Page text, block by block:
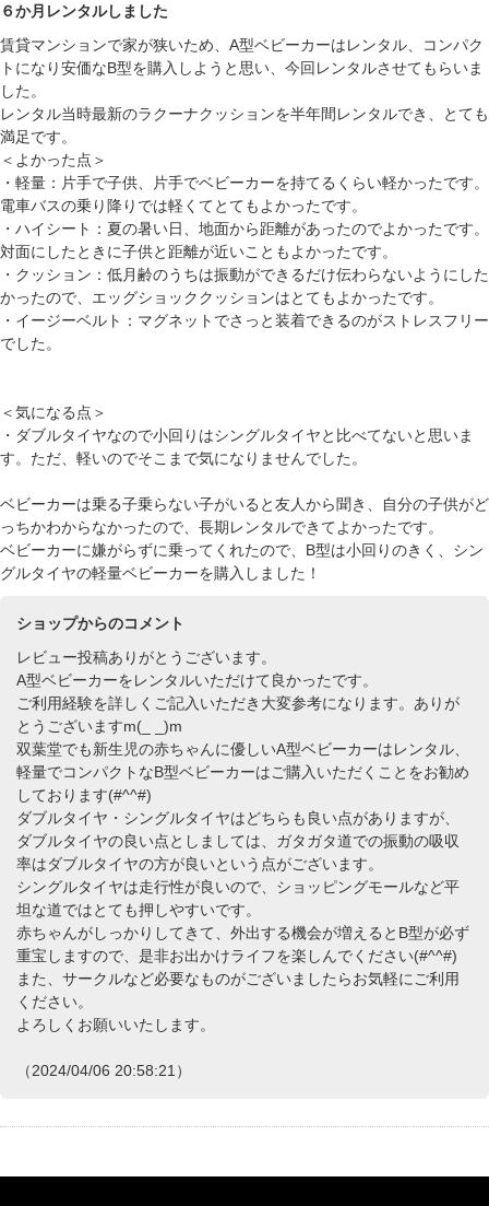
６か月レンタルしました
賃貸マンションで家が狭いため、A型ベビーカーはレンタル、コンパク
トになり安価なB型を購入しようと思い、今回レンタルさせてもらいま
した。
レンタル当時最新のラクーナクッションを半年間レンタルでき、とても
満足です。
＜よかった点＞
・軽量：片手で子供、片手でベビーカーを持てるくらい軽かったです。
電車バスの乗り降りでは軽くてとてもよかったです。
・ハイシート：夏の暑い日、地面から距離があったのでよかったです。
対面にしたときに子供と距離が近いこともよかったです。
・クッション：低月齢のうちは振動ができるだけ伝わらないようにした
かったので、エッグショッククッションはとてもよかったです。
・イージーベルト：マグネットでさっと装着できるのがストレスフリー
でした。
＜気になる点＞
・ダブルタイヤなので小回りはシングルタイヤと比べてないと思いま
す。ただ、軽いのでそこまで気になりませんでした。
ベビーカーは乗る子乗らない子がいると友人から聞き、自分の子供がど
っちかわからなかったので、長期レンタルできてよかったです。
ベビーカーに嫌がらずに乗ってくれたので、B型は小回りのきく、シン
グルタイヤの軽量ベビーカーを購入しました！
ショップからのコメント
レビュー投稿ありがとうございます。
A型ベビーカーをレンタルいただけて良かったです。
ご利用経験を詳しくご記入いただき大変参考になります。ありが
とうございますm(_ _)m
双葉堂でも新生児の赤ちゃんに優しいA型ベビーカーはレンタル、
軽量でコンパクトなB型ベビーカーはご購入いただくことをお勧め
しております(#^^#)
ダブルタイヤ・シングルタイヤはどちらも良い点がありますが、
ダブルタイヤの良い点としましては、ガタガタ道での振動の吸収
率はダブルタイヤの方が良いという点がございます。
シングルタイヤは走行性が良いので、ショッピングモールなど平
坦な道ではとても押しやすいです。
赤ちゃんがしっかりしてきて、外出する機会が増えるとB型が必ず
重宝しますので、是非お出かけライフを楽しんでください(#^^#)
また、サークルなど必要なものがございましたらお気軽にご利用
ください。
よろしくお願いいたします。
（2024/04/06 20:58:21）